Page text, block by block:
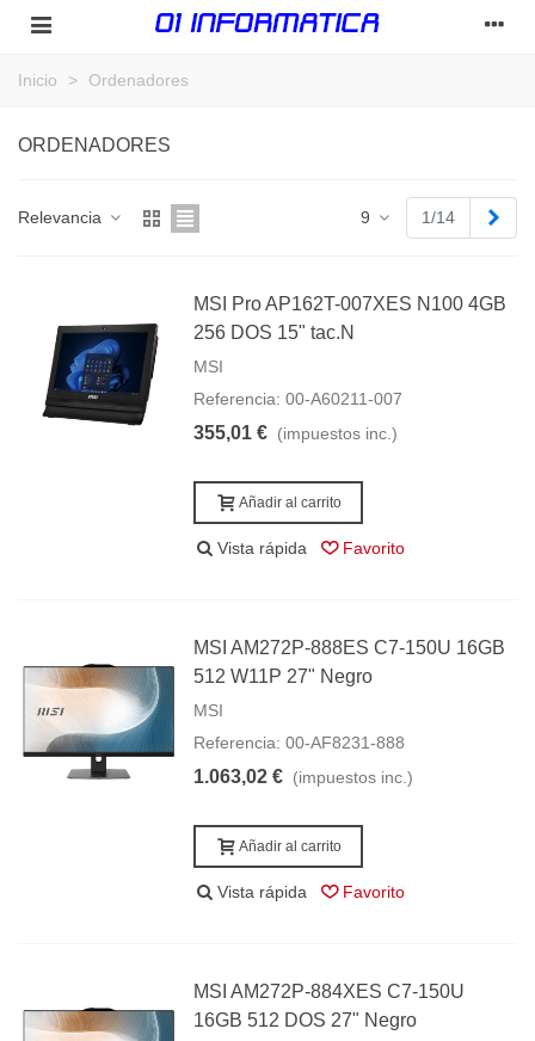
Inicio > Ordenadores
ORDENADORES
Relevancia 9 1/14
MSI Pro AP162T-007XES N100 4GB
256 DOS 15" tac.N
MSI
Referencia: 00-A60211-007
355,01 € (impuestos inc.)
Añadir al carrito
Vista rápida Favorito
MSI AM272P-888ES C7-150U 16GB
512 W11P 27" Negro
MSI
Referencia: 00-AF8231-888
1.063,02 € (impuestos inc.)
Añadir al carrito
Vista rápida Favorito
MSI AM272P-884XES C7-150U
16GB 512 DOS 27" Negro